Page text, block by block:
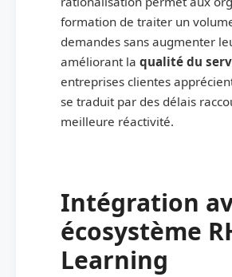
formation de traiter un
demandes sans augmenter
améliorant la qualité du
entreprises clientes
se traduit par des délais
meilleure réactivité.
Intégration
écosystème
Learning